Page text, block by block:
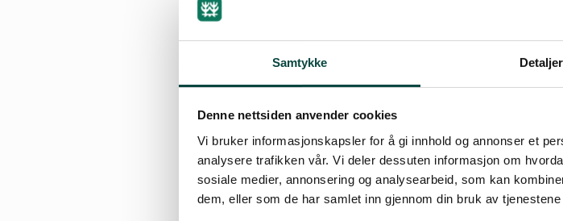
Samtykke Detaljer
Denne nettsiden anvender cookies
Vi bruker informasjonskapsler for å gi innhold og annonser et
analysere trafikken vår. Vi deler dessuten informasjon om
sosiale medier, annonsering og analysearbeid, som kan
dem, eller som de har samlet inn gjennom din bruk av tjenestene